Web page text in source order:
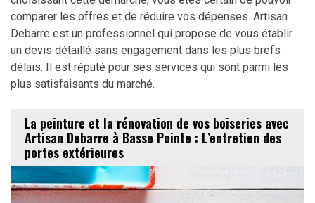
comparer les offres et de réduire vos dépenses. Artisan
Debarre est un professionnel qui propose de vous établir
un devis détaillé sans engagement dans les plus brefs
délais. Il est réputé pour ses services qui sont parmi les
plus satisfaisants du marché.
La peinture et la rénovation de vos boiseries avec
Artisan Debarre à Basse Pointe : L’entretien des
portes extérieures